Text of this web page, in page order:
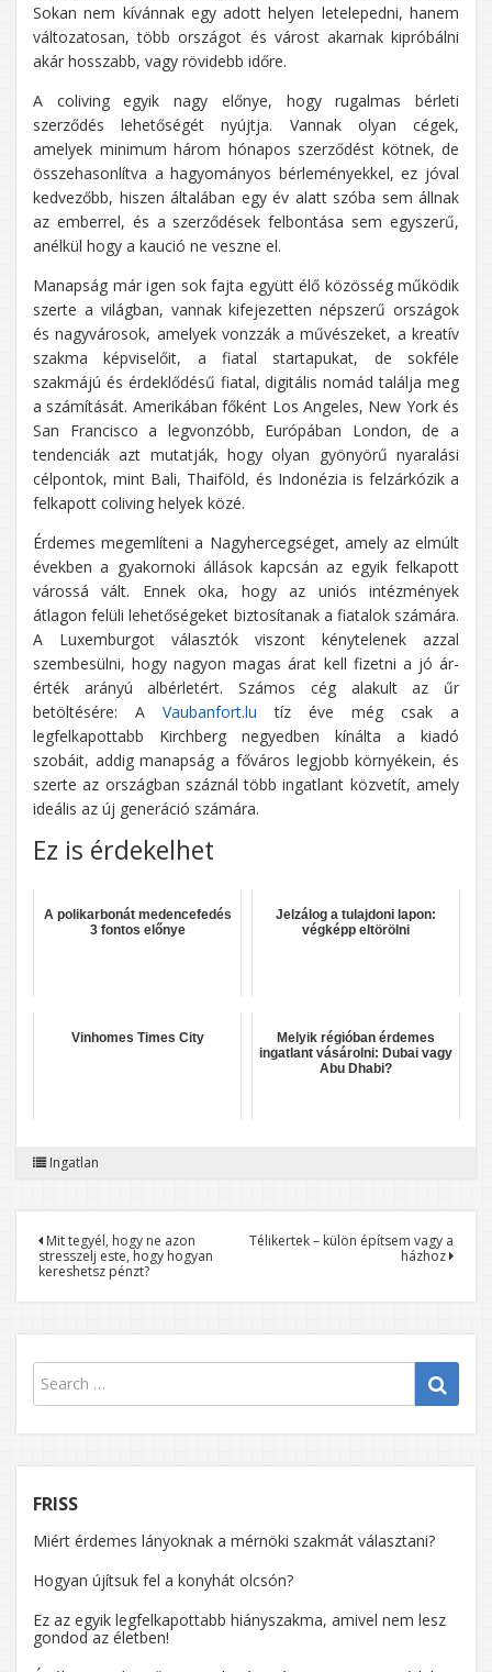
Sokan nem kívánnak egy adott helyen letelepedni, hanem
változatosan, több országot és várost akarnak kipróbálni
akár hosszabb, vagy rövidebb időre.
A coliving egyik nagy előnye, hogy rugalmas bérleti
szerződés lehetőségét nyújtja. Vannak olyan cégek,
amelyek minimum három hónapos szerződést kötnek, de
összehasonlítva a hagyományos bérleményekkel, ez jóval
kedvezőbb, hiszen általában egy év alatt szóba sem állnak
az emberrel, és a szerződések felbontása sem egyszerű,
anélkül hogy a kaució ne veszne el.
Manapság már igen sok fajta együtt élő közösség működik
szerte a világban, vannak kifejezetten népszerű országok
és nagyvárosok, amelyek vonzzák a művészeket, a kreatív
szakma képviselőit, a fiatal startapukat, de sokféle
szakmájú és érdeklődésű fiatal, digitális nomád találja meg
a számítását. Amerikában főként Los Angeles, New York és
San Francisco a legvonzóbb, Európában London, de a
tendenciák azt mutatják, hogy olyan gyönyörű nyaralási
célpontok, mint Bali, Thaiföld, és Indonézia is felzárkózik a
felkapott coliving helyek közé.
Érdemes megemlíteni a Nagyhercegséget, amely az elmúlt
években a gyakornoki állások kapcsán az egyik felkapott
várossá vált. Ennek oka, hogy az uniós intézmények
átlagon felüli lehetőségeket biztosítanak a fiatalok számára.
A Luxemburgot választók viszont kénytelenek azzal
szembesülni, hogy nagyon magas árat kell fizetni a jó ár-
érték arányú albérletért. Számos cég alakult az űr
betöltésére: A Vaubanfort.lu tíz éve még csak a
legfelkapottabb Kirchberg negyedben kínálta a kiadó
szobáit, addig manapság a főváros legjobb környékein, és
szerte az országban száznál több ingatlant közvetít, amely
ideális az új generáció számára.
Ez is érdekelhet
A polikarbonát medencefedés
3 fontos előnye
Jelzálog a tulajdoni lapon:
végképp eltörölni
Vinhomes Times City
Melyik régióban érdemes
ingatlant vásárolni: Dubai vagy
Abu Dhabi?
Ingatlan
Bejegyzés
navigáció
Mit tegyél, hogy ne azon
stresszelj este, hogy hogyan
kereshetsz pénzt?
Télikertek – külön építsem vagy a
házhoz
FRISS
Miért érdemes lányoknak a mérnöki szakmát választani?
Hogyan újítsuk fel a konyhát olcsón?
Ez az egyik legfelkapottabb hiányszakma, amivel nem lesz
gondod az életben!